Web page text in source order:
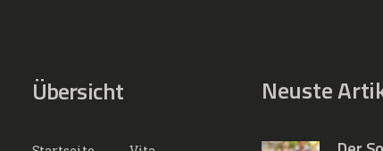
Übersicht Neuste